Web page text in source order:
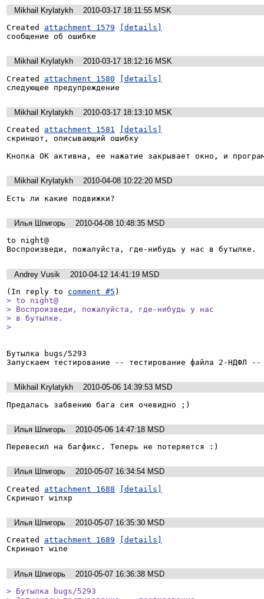
Mikhail Krylatykh
2010-03-17 18:11:55 MSK
Created attachment 1579
[details]
сообщение об ошибке
Mikhail Krylatykh
2010-03-17 18:12:16 MSK
Created attachment 1580
[details]
следующее предупреждение
Mikhail Krylatykh
2010-03-17 18:13:10 MSK
Created attachment 1581
[details]
скриншот, описывающий ошибку
Кнопка ОК активна, ее нажатие закрывает окно, и
Mikhail Krylatykh
2010-04-08 10:22:20 MSD
Есть ли какие подвижки?
Илья Шпигорь
2010-04-08 10:48:35 MSD
to night@
Воспроизведи, пожалуйста, где-нибудь у нас в бутылке.
Andrey Vusik
2010-04-12 14:41:19 MSD
(In reply to comment #5
> to night@
> Воспроизведи, пожалуйста, где-нибудь у нас
> в бутылке.
>
Бутылка bugs/5293
Запускаем тестирование -- тестирование файла 2-НДФЛ
Mikhail Krylatykh
2010-05-06 14:39:53 MSD
Предалась забвению бага сия очевидно ;)
Илья Шпигорь
2010-05-06 14:47:18 MSD
Перевесил на багфикс. Теперь не потеряется :)
Илья Шпигорь
2010-05-07 16:34:54 MSD
Created attachment 1688
[details]
Скриншот winxp
Илья Шпигорь
2010-05-07 16:35:30 MSD
Created attachment 1689
[details]
Скриншот wine
Илья Шпигорь
2010-05-07 16:36:38 MSD
> Бутылка bugs/5293